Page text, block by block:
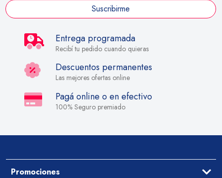
Suscribirme
Entrega programada
Recibí tu pedido cuando quieras
Descuentos permanentes
Las mejores ofertas online
Pagá online o en efectivo
100% Seguro premiado
Promociones